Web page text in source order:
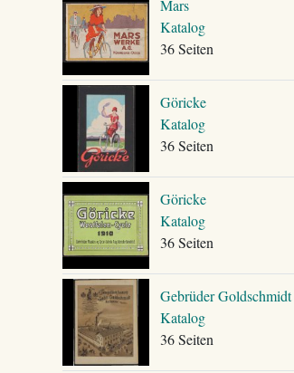
Mars
Katalog
36 Seiten
Göricke
Katalog
36 Seiten
Göricke
Katalog
36 Seiten
Gebrüder Goldschmidt
Katalog
36 Seiten